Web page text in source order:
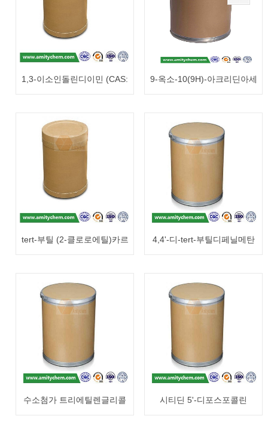
1,3-이소인돌린디이민 (CAS:
9-옥소-10(9H)-아크리딘아세
tert-부틸 (2-클로로에틸)카르
4,4'-디-tert-부틸디페닐메탄
수소첨가 트리에틸렌글리콜
시티딘 5'-디포스포콜린